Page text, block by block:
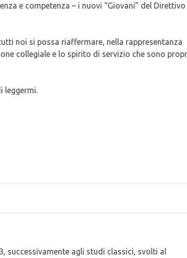
e competenza – i nuovi “Giovani” del Direttivo
noi si possa riaffermare, nella rappresentanza
collegiale e lo spirito di servizio che sono
leggermi.
successivamente agli studi classici, svolti al